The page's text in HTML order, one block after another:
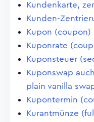
Kundenkarte,
Kunden-
Kupon (coupon)
Kuponrate
Kuponsteuer
Kuponswap
plain vanilla
Kupontermin
Kurantmünze